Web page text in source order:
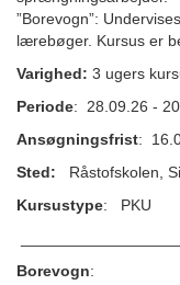
”Borevogn”:
lærebøger. Kursus er
Varighed: 3 ugers
Periode: 28.09.26 -
Ansøgningsfrist:
Sted:
Råstofskolen,
Kursustype: PKU
Borevogn: